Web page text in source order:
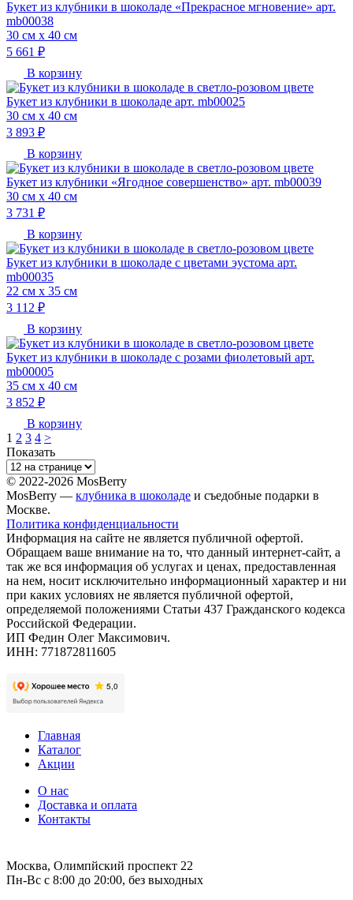
Букет из клубники в шоколаде «Прекрасное мгновение» арт.
mb00038
30 см х 40 см
5 661 ₽
В корзину
Букет из клубники в шоколаде арт. mb00025
30 см х 40 см
3 893 ₽
В корзину
Букет из клубники «Ягодное совершенство» арт. mb00039
30 см х 40 см
3 731 ₽
В корзину
Букет из клубники в шоколаде с цветами эустома арт.
mb00035
22 см х 35 см
3 112 ₽
В корзину
Букет из клубники в шоколаде с розами фиолетовый арт.
mb00005
35 см х 40 см
3 852 ₽
В корзину
1 2 3 4 >
Показать
© 2022-2026 MosBerry
MosBerry — клубника в шоколаде и съедобные подарки в
Москве.
Политика конфиденциальности
Информация на сайте не является публичной офертой.
Обращаем ваше внимание на то, что данный интернет-сайт, а
так же вся информация об услугах и ценах, предоставленная
на нем, носит исключительно информационный характер и ни
при каких условиях не является публичной офертой,
определяемой положениями Статьи 437 Гражданского кодекса
Российской Федерации.
ИП Федин Олег Максимович.
ИНН: 771872811605
Главная
Каталог
Акции
О нас
Доставка и оплата
Контакты
Москва, Олимпйский проспект 22
Пн-Вс с 8:00 до 20:00, без выходных